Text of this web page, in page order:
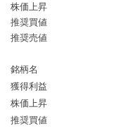
株価上昇
推奨買値
推奨売値
銘柄名
獲得利益
株価上昇
推奨買値